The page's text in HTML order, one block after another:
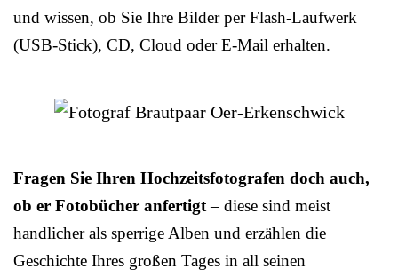
und wissen, ob Sie Ihre Bilder per Flash-Laufwerk
(USB-Stick), CD, Cloud oder E-Mail erhalten.
Fragen Sie Ihren Hochzeitsfotografen doch auch,
ob er Fotobücher anfertigt– diese sind meist
handlicher als sperrige Alben und erzählen die
Geschichte Ihres großen Tages in all seinen